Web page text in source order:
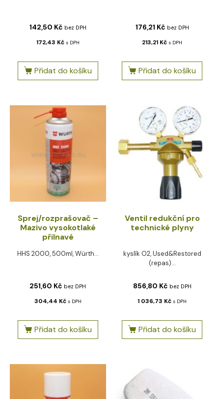
142,50 Kč bez DPH
172,43 Kč s DPH
Přidat do košíku
176,21 Kč bez DPH
213,21 Kč s DPH
Přidat do košíku
Sprej/rozprašovač –
Mazivo vysokotlaké
přilnavé
HHS 2000, 500ml, Würth...
251,60 Kč bez DPH
304,44 Kč s DPH
Přidat do košíku
Ventil redukční pro
technické plyny
kyslík O2, Used&Restored
(repas)...
856,80 Kč bez DPH
1 036,73 Kč s DPH
Přidat do košíku